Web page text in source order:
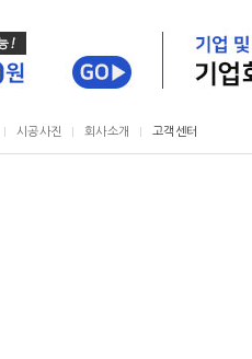
시공사진 회사소개 고객센터